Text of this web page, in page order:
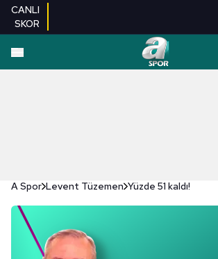
CANLI
SKOR
A Spor Levent Tüzemen Yüzde 51 kaldı!